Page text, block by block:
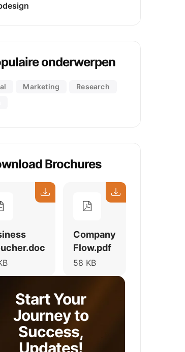
onderwerpen
Marketing
Research
Brochures
Company
Flow.pdf
58 KB
Start Your
Journey to
Success,
Updates!